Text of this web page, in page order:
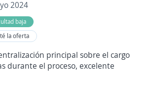
2024
baja
la oferta
principal sobre el cargo
durante el proceso, excelente